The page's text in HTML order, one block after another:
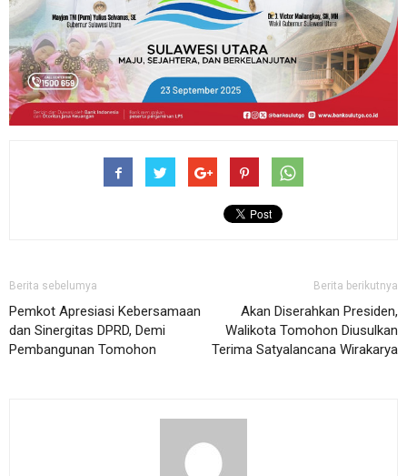
Berita sebelumya
Pemkot Apresiasi Kebersamaan
dan Sinergitas DPRD, Demi
Pembangunan Tomohon
Berita berikutnya
Akan Diserahkan Presiden,
Walikota Tomohon Diusulkan
Terima Satyalancana Wirakarya